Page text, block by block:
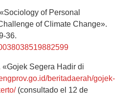
of Personal
of Climate Change».
36.
Segera Hadir di
beritadaerah/gojek-
(consultado el 12 de